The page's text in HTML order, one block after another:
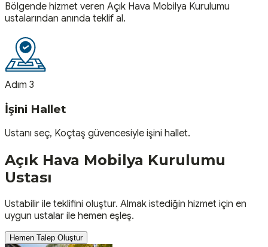
Bölgende hizmet veren Açık Hava Mobilya Kurulumu
ustalarından anında teklif al.
Adım 3
İşini Hallet
Ustanı seç, Koçtaş güvencesiyle işini hallet.
Açık Hava Mobilya Kurulumu
Ustası
Ustabilir ile teklifini oluştur. Almak istediğin hizmet için en
uygun ustalar ile hemen eşleş.
Hemen Talep Oluştur